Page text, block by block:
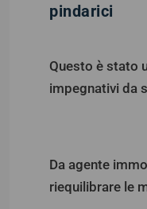
pindarici
Questo è stato
impegnativi da
Da agente
riequilibrare le